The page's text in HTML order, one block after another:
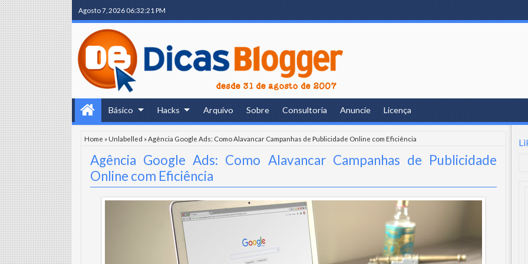
Agosto 7, 202606:32:22 PM
Básico Hacks Arquivo Sobre Consultoria Anuncie Licença
Home »Unlabelled »Agência Google Ads: Como Alavancar Campanhas de Publicidade Online com Eficiência
Agência Google Ads: Como Alavancar Campanhas de Publicidade
Online com Eficiência